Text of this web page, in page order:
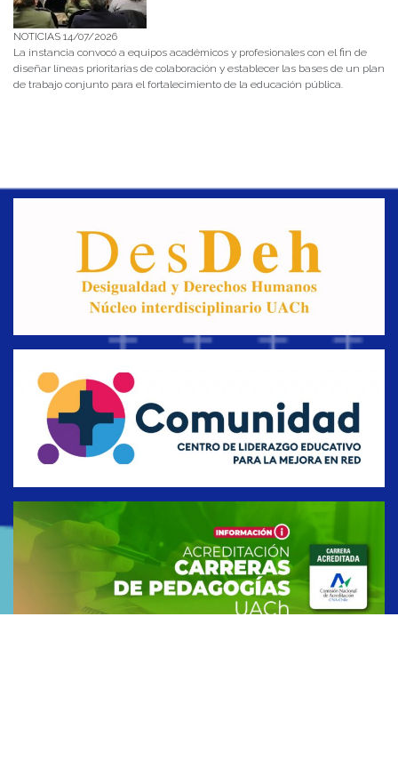
NOTICIAS 14/07/2026
La instancia convocó a equipos académicos y profesionales con el fin de
diseñar líneas prioritarias de colaboración y establecer las bases de un plan
de trabajo conjunto para el fortalecimiento de la educación pública.